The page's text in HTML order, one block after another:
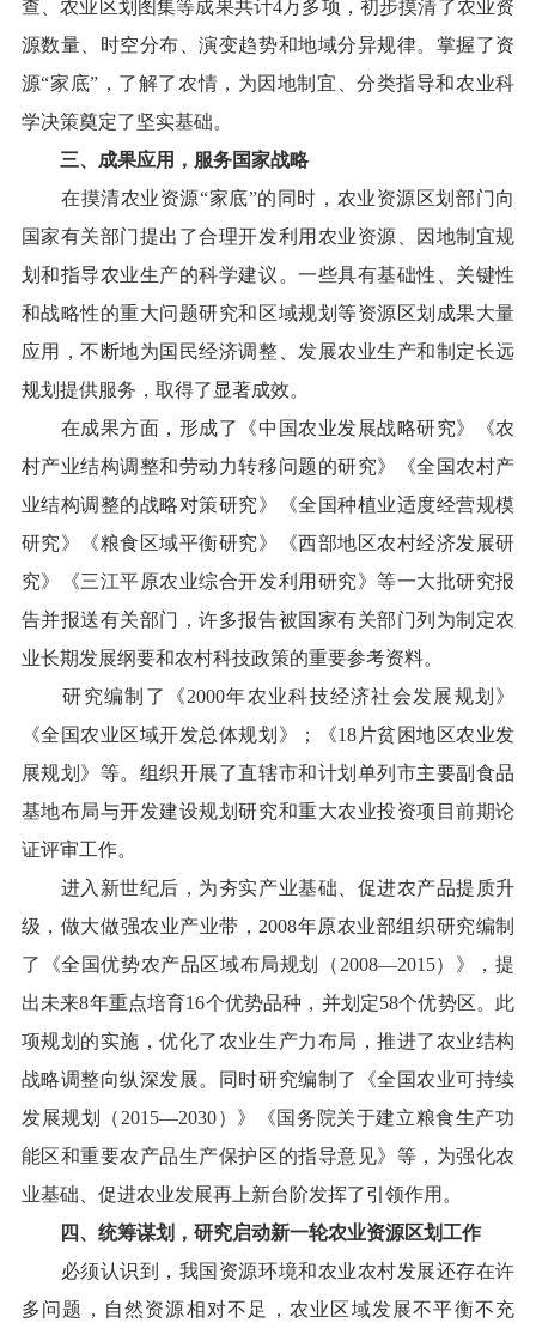
查、农业区划图集等成果共计4万多项，初步摸清了农业资
源数量、时空分布、演变趋势和地域分异规律。掌握了资
源“家底”，了解了农情，为因地制宜、分类指导和农业科
学决策奠定了坚实基础。
三、成果应用，服务国家战略
在摸清农业资源“家底”的同时，农业资源区划部门向
国家有关部门提出了合理开发利用农业资源、因地制宜规
划和指导农业生产的科学建议。一些具有基础性、关键性
和战略性的重大问题研究和区域规划等资源区划成果大量
应用，不断地为国民经济调整、发展农业生产和制定长远
规划提供服务，取得了显著成效。
在成果方面，形成了《中国农业发展战略研究》《农
村产业结构调整和劳动力转移问题的研究》《全国农村产
业结构调整的战略对策研究》《全国种植业适度经营规模
研究》《粮食区域平衡研究》《西部地区农村经济发展研
究》《三江平原农业综合开发利用研究》等一大批研究报
告并报送有关部门，许多报告被国家有关部门列为制定农
业长期发展纲要和农村科技政策的重要参考资料。
研究编制了《2000年农业科技经济社会发展规划》
《全国农业区域开发总体规划》；《18 片贫困地区农业发
展规划》等。组织开展了直辖市和计划单列市主要副食品
基地布局与开发建设规划研究和重大农业投资项目前期论
证评审工作。
进入新世纪后，为夯实产业基础、促进农产品提质升
级，做大做强农业产业带， 2008年原农业部组织研究编制
了《全国优势农产品区域布局规划（ 2008—2015）》，提
出未来8年重点培育16个优势品种，并划定58个优势区。此
项规划的实施，优化了农业生产力布局，推进了农业结构
战略调整向纵深发展。同时研究编制了《全国农业可持续
发展规划（ 2015—2030）》《国务院关于建立粮食生产功
能区和重要农产品生产保护区的指导意见》等，为强化农
业基础、促进农业发展再上新台阶发挥了引领作用。
四、统筹谋划，研究启动新一轮农业资源区划工作
必须认识到，我国资源环境和农业农村发展还存在许
多问题，自然资源相对不足，农业区域发展不平衡不充